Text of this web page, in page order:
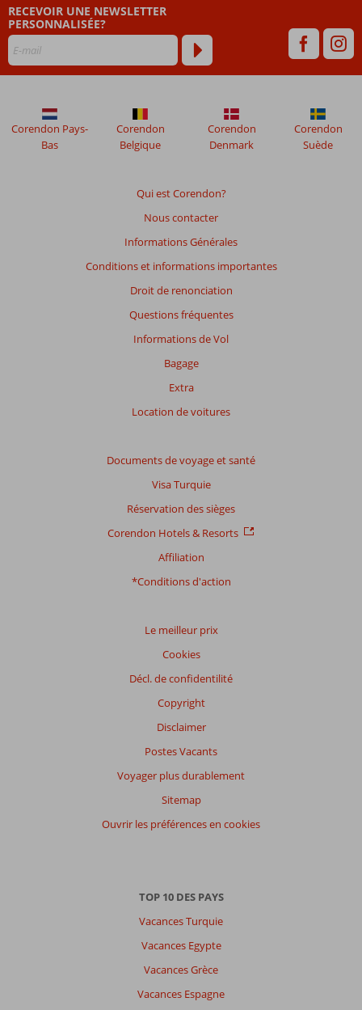
RECEVOIR UNE NEWSLETTER
PERSONNALISÉE?
Qui est Corendon?
Nous contacter
Informations Générales
Conditions et informations importantes
Droit de renonciation
Questions fréquentes
Informations de Vol
Bagage
Extra
Location de voitures
Documents de voyage et santé
Visa Turquie
Réservation des sièges
Corendon Hotels & Resorts
Affiliation
*Conditions d'action
Le meilleur prix
Cookies
Décl. de confidentilité
Copyright
Disclaimer
Postes Vacants
Voyager plus durablement
Sitemap
Ouvrir les préférences en cookies
Corendon Pays-
Bas
Corendon
Belgique
Corendon
Denmark
Corendon
Suède
TOP 10 DES PAYS
Vacances Turquie
Vacances Egypte
Vacances Grèce
Vacances Espagne